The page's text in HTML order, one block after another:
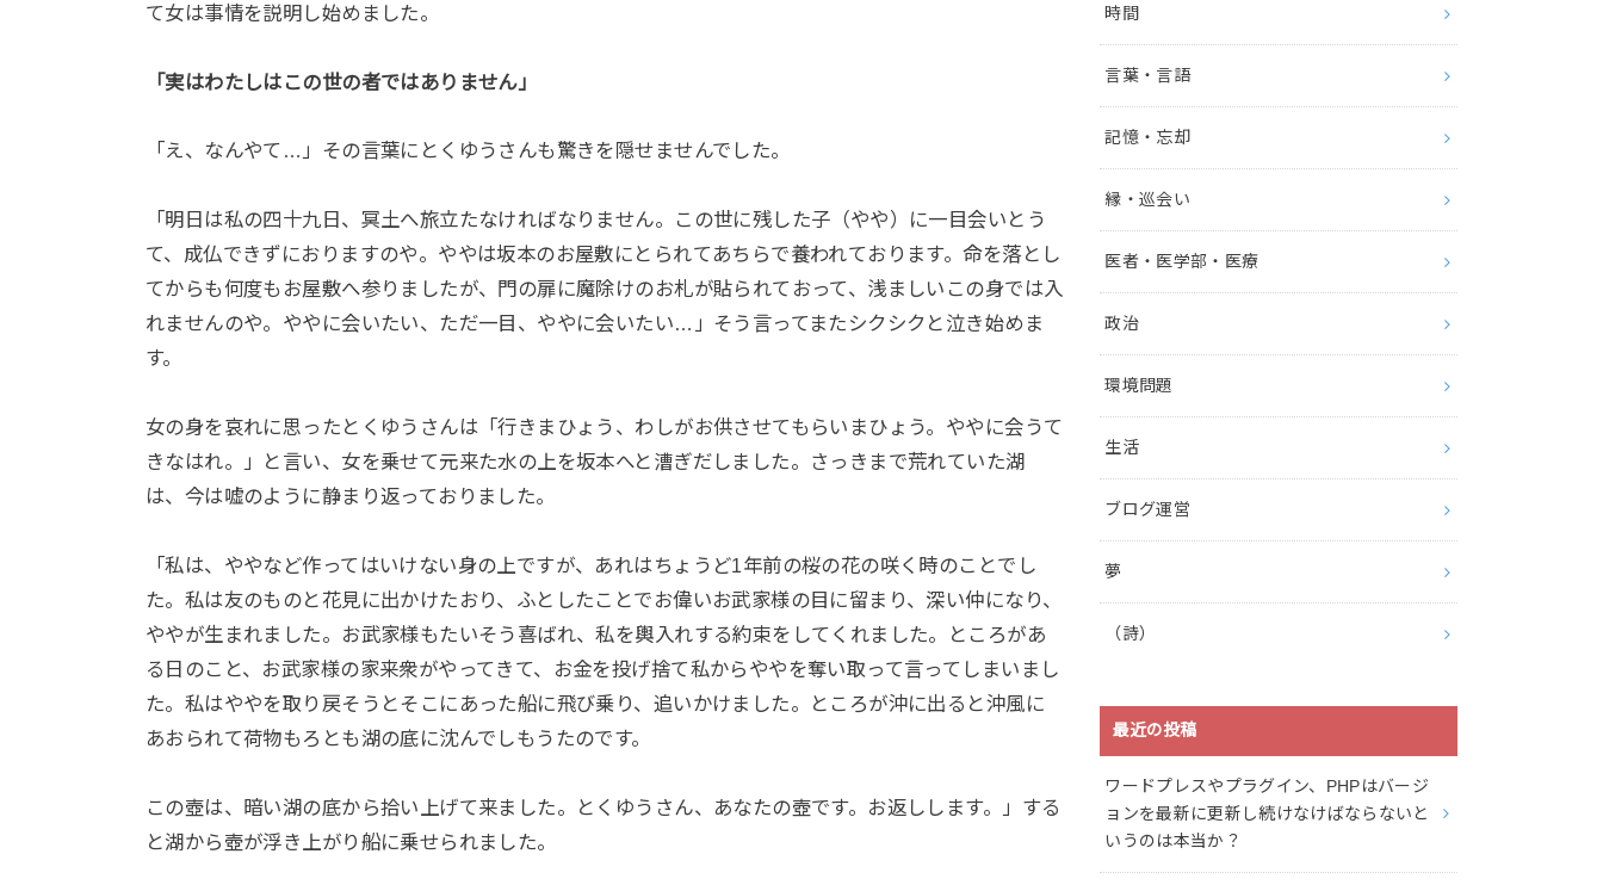
て女は事情を説明し始めました。
「実はわたしはこの世の者ではありません」
「え、なんやて…」その言葉にとくゆうさんも驚きを隠せませんでした。
「明日は私の四十九日、冥土へ旅立たなければなりません。この世に残した子（やや）に一目会いとう
て、成仏できずにおりますのや。ややは坂本のお屋敷にとられてあちらで養われております。命を落とし
てからも何度もお屋敷へ参りましたが、門の扉に魔除けのお札が貼られておって、浅ましいこの身では入
れませんのや。ややに会いたい、ただ一目、ややに会いたい…」そう言ってまたシクシクと泣き始めま
す。
女の身を哀れに思ったとくゆうさんは「行きまひょう、わしがお供させてもらいまひょう。ややに会うて
きなはれ。」と言い、女を乗せて元来た水の上を坂本へと漕ぎだしました。さっきまで荒れていた湖
は、今は嘘のように静まり返っておりました。
「私は、ややなど作ってはいけない身の上ですが、あれはちょうど1年前の桜の花の咲く時のことでし
た。私は友のものと花見に出かけたおり、ふとしたことでお偉いお武家様の目に留まり、深い仲になり、
ややが生まれました。お武家様もたいそう喜ばれ、私を輿入れする約束をしてくれました。ところがあ
る日のこと、お武家様の家来衆がやってきて、お金を投げ捨て私からややを奪い取って言ってしまいまし
た。私はややを取り戻そうとそこにあった船に飛び乗り、追いかけました。ところが沖に出ると沖風に
あおられて荷物もろとも湖の底に沈んでしもうたのです。
この壺は、暗い湖の底から拾い上げて来ました。とくゆうさん、あなたの壺です。お返しします。」する
と湖から壺が浮き上がり船に乗せられました。
時間
言葉・言語
記憶・忘却
縁・巡会い
医者・医学部・医療
政治
環境問題
生活
ブログ運営
夢
（詩）
最近の投稿
ワードプレスやプラグイン、PHPはバージ
ョンを最新に更新し続けなけばならないと
いうのは本当か？